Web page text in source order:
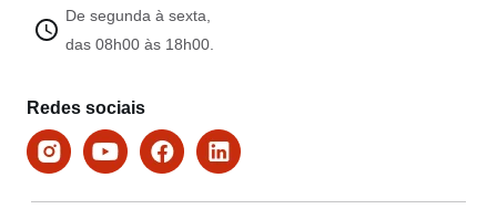
De segunda à sexta,
das 08h00 às 18h00.
Redes sociais